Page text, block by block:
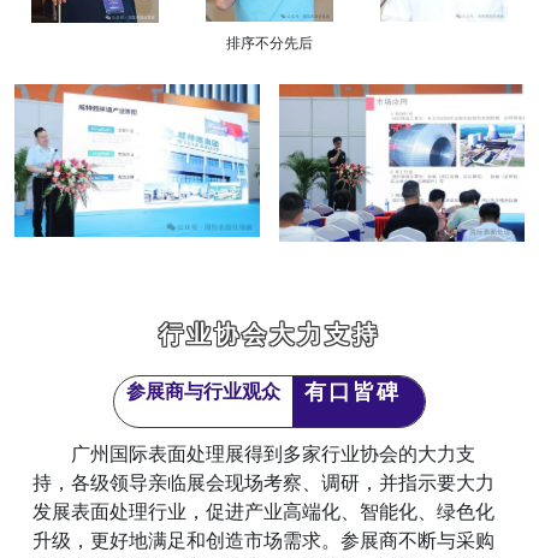
排序不分先后
行业协会大力支持
参展商与行业观众 有口皆碑
广州国际表面处理展得到多家行业协会的大力支
持，各级领导亲临展会现场考察、调研，并指示要大力
发展表面处理行业，促进产业高端化、智能化、绿色化
升级，更好地满足和创造市场需求。参展商不断与采购